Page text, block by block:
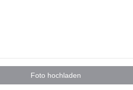
Foto hochladen